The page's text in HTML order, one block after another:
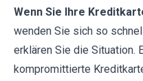
Wenn Sie Ihre
wenden Sie sich so
erklären Sie die Situation.
kompromittierte